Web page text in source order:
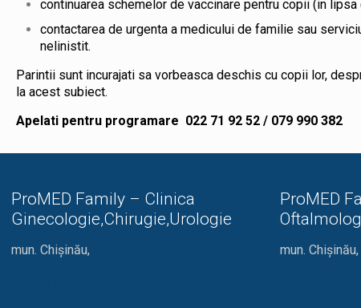
continuarea schemelor de vaccinare pentru copii (in
contactarea de urgenta a medicului de familie sau
nelinistit.
Parintii sunt incurajati sa vorbeasca deschis cu copii lor,
la acest subiect.
Apelati pentru programare 022 71 92 52 / 079 990 382
ProMED Family – Clinica
Ginecologie,Chirugie,Urologie
mun. Chișinău,
ProMED
mun. Chișinău,